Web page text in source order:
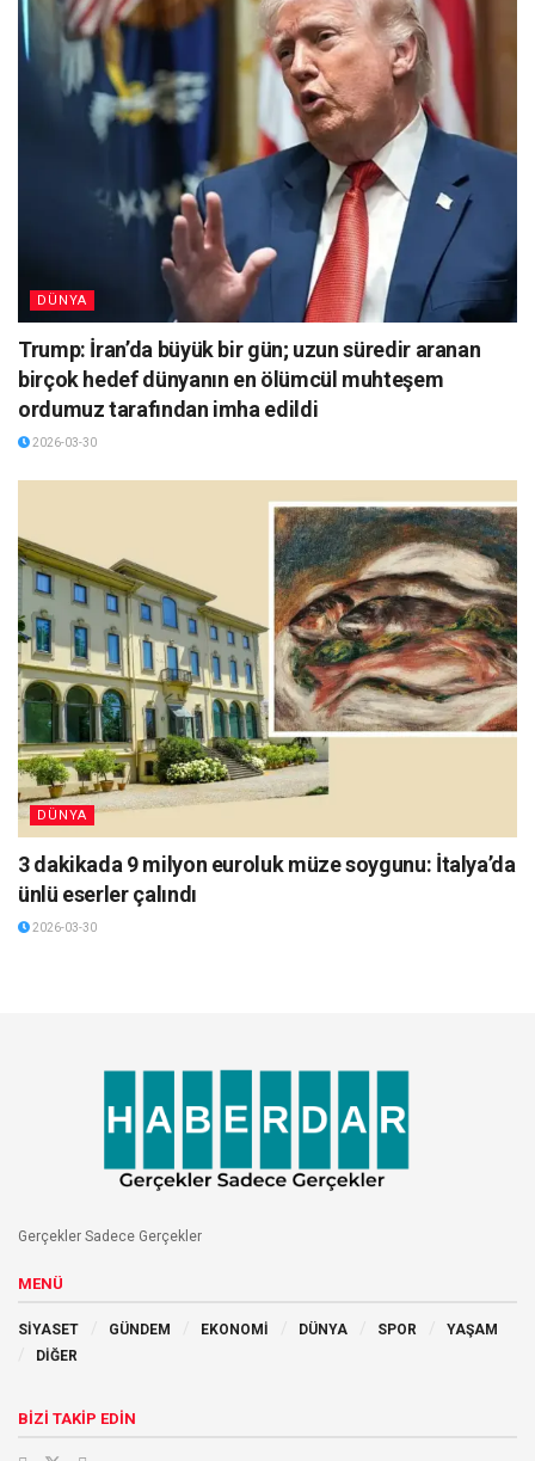
DÜNYA
Trump: İran’da büyük bir gün; uzun süredir aranan
birçok hedef dünyanın en ölümcül muhteşem
ordumuz tarafından imha edildi
2026-03-30
DÜNYA
3 dakikada 9 milyon euroluk müze soygunu: İtalya’da
ünlü eserler çalındı
2026-03-30
Gerçekler Sadece Gerçekler
MENÜ
SİYASET GÜNDEM EKONOMİ DÜNYA SPOR
YAŞAM
DİĞER
BİZİ TAKİP EDİN